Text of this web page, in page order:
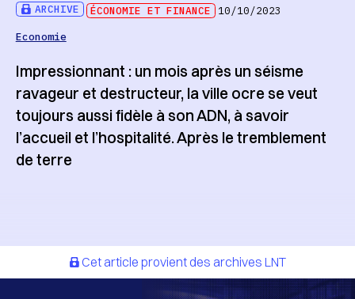
ARCHIVE ÉCONOMIE ET FINANCE
10/10/2023
Economie
Impressionnant : un mois après un séisme
ravageur et destructeur, la ville ocre se veut
toujours aussi fidèle à son ADN, à savoir
l’accueil et l’hospitalité. Après le tremblement
de terre
Cet article provient des archives LNT